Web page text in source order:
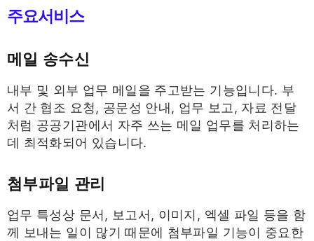
주요서비스
메일 송수신
내부 및 외부 업무 메일을 주고받는 기능입니다. 부
서 간 협조 요청, 공문성 안내, 업무 보고, 자료 전달
처럼 공공기관에서 자주 쓰는 메일 업무를 처리하는
데 최적화되어 있습니다.
첨부파일 관리
업무 특성상 문서, 보고서, 이미지, 엑셀 파일 등을 함
께 보내는 일이 많기 때문에 첨부파일 기능이 중요한